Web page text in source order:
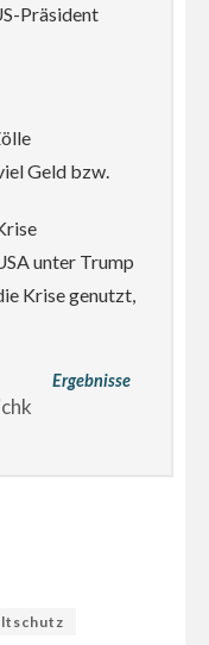
Präsident
Geld bzw.
unter Trump
Krise genutzt,
Ergebnisse